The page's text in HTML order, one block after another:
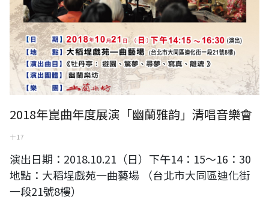
2018年崑曲年度展演「幽蘭雅韵」清唱音樂會
十 17
演出日期：2018.10.21（日）下午14：15～16：30
地點：大稻埕戲苑一曲藝場 （台北市大同區迪化街
一段21號8樓）